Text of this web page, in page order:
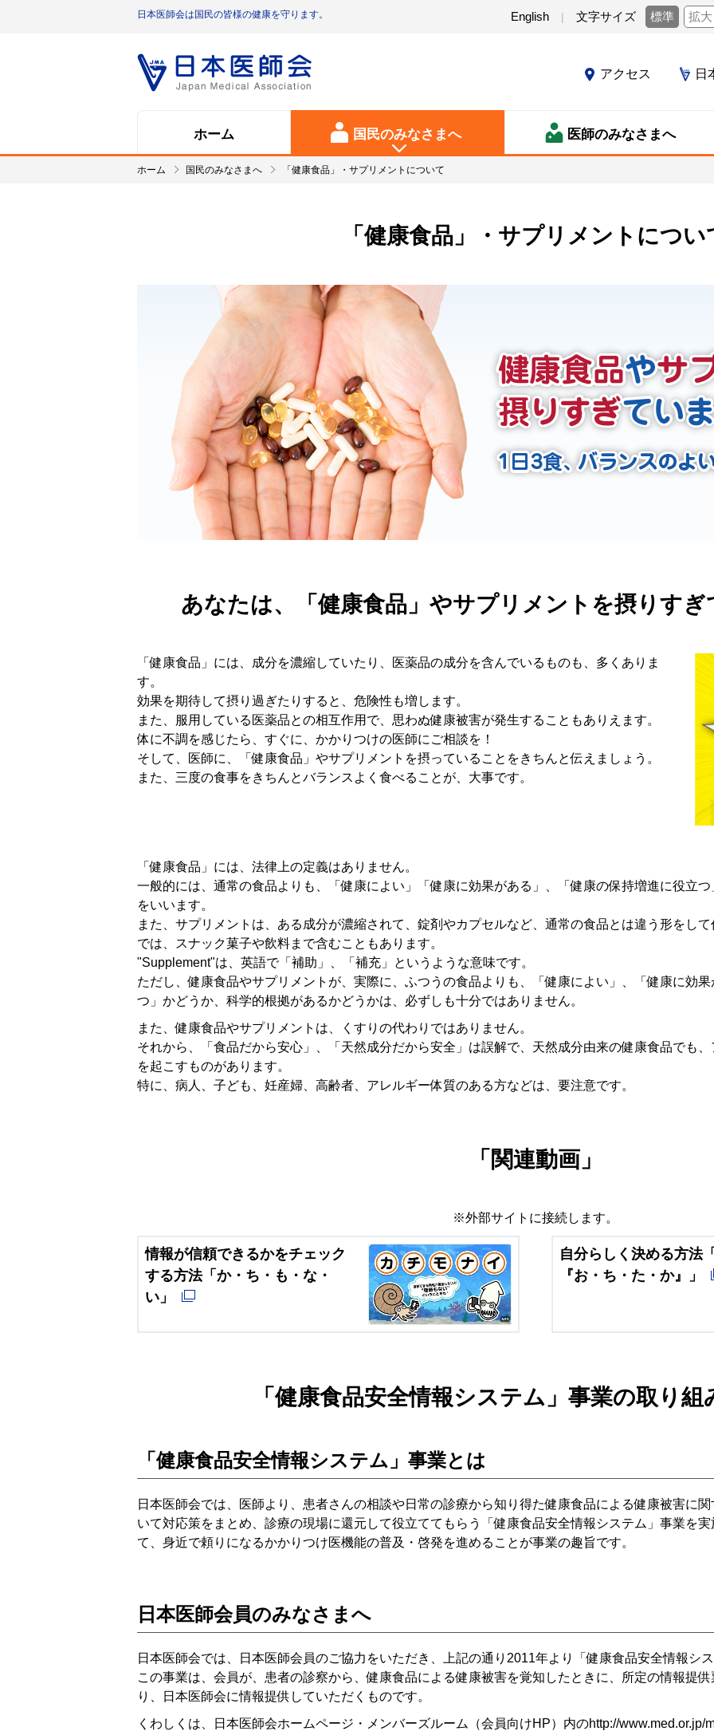
日本医師会は国民の皆様の健康を守ります。 English 文字サイズ 標準 拡大
アクセス 日
ホーム 国民のみなさまへ 医師のみなさまへ
ホーム 国民のみなさまへ 「健康食品」・サプリメントについて
「健康食品」・サプリメントについ
あなたは、「健康食品」やサプリメントを摂りすぎ
「健康食品」には、成分を濃縮していたり、医薬品の成分を含んでいるものも、多くありま
す。
効果を期待して摂り過ぎたりすると、危険性も増します。
また、服用している医薬品との相互作用で、思わぬ健康被害が発生することもありえます。
体に不調を感じたら、すぐに、かかりつけの医師にご相談を！
そして、医師に、「健康食品」やサプリメントを摂っていることをきちんと伝えましょう。
また、三度の食事をきちんとバランスよく食べることが、大事です。
「健康食品」には、法律上の定義はありません。
一般的には、通常の食品よりも、「健康によい」「健康に効果がある」、「健康の保持増進に役立
をいいます。
また、サプリメントは、ある成分が濃縮されて、錠剤やカプセルなど、通常の食品とは違う形をし
では、スナック菓子や飲料まで含むこともあります。
"Supplement"は、英語で「補助」、「補充」というような意味です。
ただし、健康食品やサプリメントが、実際に、ふつうの食品よりも、「健康によい」、「健康に効
つ」かどうか、科学的根拠があるかどうかは、必ずしも十分ではありません。
また、健康食品やサプリメントは、くすりの代わりではありません。
それから、「食品だから安心」、「天然成分だから安全」は誤解で、天然成分由来の健康食品でも
を起こすものがあります。
特に、病人、子ども、妊産婦、高齢者、アレルギー体質のある方などは、要注意です。
「関連動画」
※外部サイトに接続します。
情報が信頼できるかをチェック
する方法「か・ち・も・な・
い」
自分らしく決める方法
『お・ち・た・か』」
「健康食品安全情報システム」事業の取り組
「健康食品安全情報システム」事業とは
日本医師会では、医師より、患者さんの相談や日常の診療から知り得た健康食品による健康被害に
いて対応策をまとめ、診療の現場に還元して役立ててもらう「健康食品安全情報システム」事業を
て、身近で頼りになるかかりつけ医機能の普及・啓発を進めることが事業の趣旨です。
日本医師会員のみなさまへ
日本医師会では、日本医師会員のご協力をいただき、上記の通り2011年より「健康食品安全情報シ
この事業は、会員が、患者の診察から、健康食品による健康被害を覚知したときに、所定の情報提
り、日本医師会に情報提供していただくものです。
くわしくは、日本医師会ホームページ・メンバーズルーム（会員向けHP）内のhttp://www.med.or.jp/